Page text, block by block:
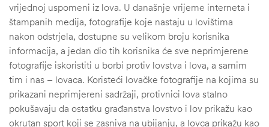
vrijednoj uspomeni iz lova. U današnje vrijeme interneta i
štampanih medija, fotografije koje nastaju u lovištima
nakon odstrjela, dostupne su velikom broju korisnika
informacija, a jedan dio tih korisnika će sve neprimjerene
fotografije iskoristiti u borbi protiv lovstva i lova, a samim
tim i nas – lovaca. Koristeći lovačke fotografije na kojima su
prikazani neprimjereni sadržaji, protivnici lova stalno
pokušavaju da ostatku građanstva lovstvo i lov prikažu kao
okrutan sport koji se zasniva na ubijanju, a lovca prikažu kao